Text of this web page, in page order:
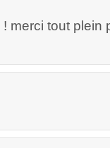
merci tout plein